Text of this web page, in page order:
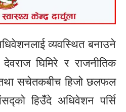
व्यवस्थित बनाउने
घिमिरे र राजनीतिक
सचेतकबीच हिजो छलफल
हिउँदे अधिवेशन पर्सि